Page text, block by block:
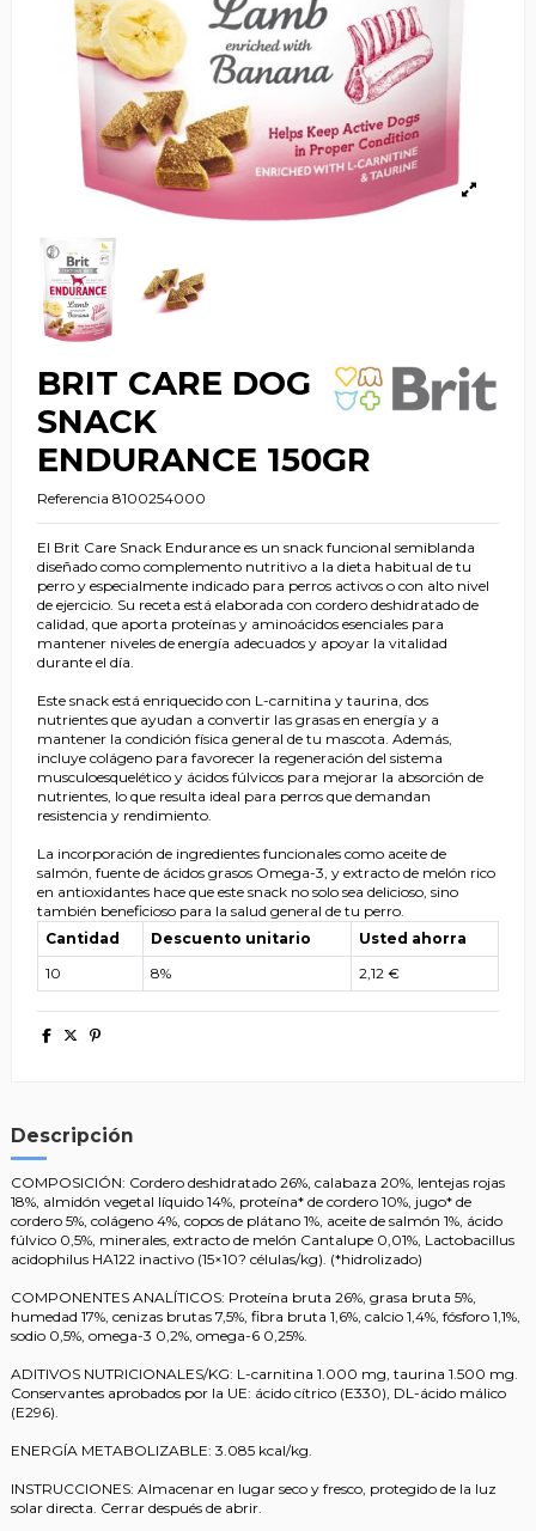
BRIT CARE DOG
SNACK
ENDURANCE 150GR
Referencia 8100254000
El Brit Care Snack Endurance es un snack funcional semiblanda
diseñado como complemento nutritivo a la dieta habitual de tu
perro y especialmente indicado para perros activos o con alto nivel
de ejercicio. Su receta está elaborada con cordero deshidratado de
calidad, que aporta proteínas y aminoácidos esenciales para
mantener niveles de energía adecuados y apoyar la vitalidad
durante el día.
Este snack está enriquecido con L-carnitina y taurina, dos
nutrientes que ayudan a convertir las grasas en energía y a
mantener la condición física general de tu mascota. Además,
incluye colágeno para favorecer la regeneración del sistema
musculoesquelético y ácidos fúlvicos para mejorar la absorción de
nutrientes, lo que resulta ideal para perros que demandan
resistencia y rendimiento.
La incorporación de ingredientes funcionales como aceite de
salmón, fuente de ácidos grasos Omega-3, y extracto de melón rico
en antioxidantes hace que este snack no solo sea delicioso, sino
también beneficioso para la salud general de tu perro.
Cantidad
Descuento unitario
Usted ahorra
10
8% 2,12 €
Descripción
COMPOSICIÓN: Cordero deshidratado 26%, calabaza 20%, lentejas rojas
18%, almidón vegetal líquido 14%, proteína* de cordero 10%, jugo* de
cordero 5%, colágeno 4%, copos de plátano 1%, aceite de salmón 1%, ácido
fúlvico 0,5%, minerales, extracto de melón Cantalupe 0,01%, Lactobacillus
acidophilus HA122 inactivo (15×10? células/kg). (*hidrolizado)
COMPONENTES ANALÍTICOS: Proteína bruta 26%, grasa bruta 5%,
humedad 17%, cenizas brutas 7,5%, fibra bruta 1,6%, calcio 1,4%, fósforo 1,1%,
sodio 0,5%, omega-3 0,2%, omega-6 0,25%.
ADITIVOS NUTRICIONALES/KG: L-carnitina 1.000 mg, taurina 1.500 mg.
Conservantes aprobados por la UE: ácido cítrico (E330), DL-ácido málico
(E296).
ENERGÍA METABOLIZABLE: 3.085 kcal/kg.
INSTRUCCIONES: Almacenar en lugar seco y fresco, protegido de la luz
solar directa. Cerrar después de abrir.